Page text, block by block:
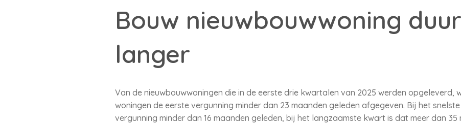
Bouw nieuwbouwwoning
langer
Van de nieuwbouwwoningen die in de eerste drie kwartalen van 2025 werden opgeleverd,
woningen de eerste vergunning minder dan 23 maanden geleden afgegeven. Bij het
vergunning minder dan 16 maanden geleden, bij het langzaamste kwart is dat meer dan